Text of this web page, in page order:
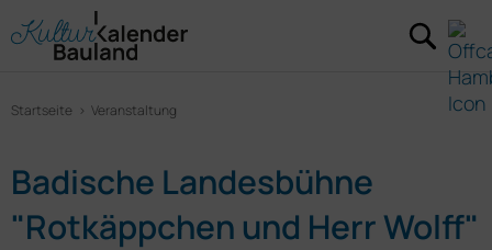
Startseite Veranstaltung
Badische Landesbühne
"Rotkäppchen und Herr Wolff"